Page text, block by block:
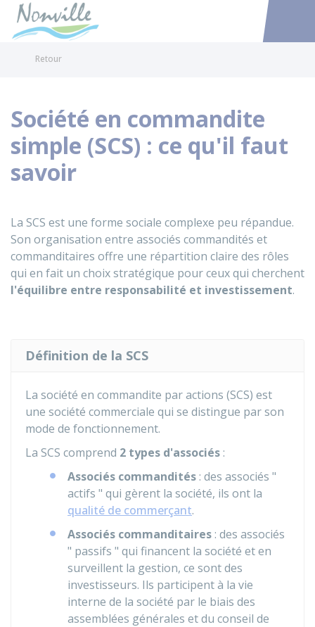
Accéder
Retour
Société en commandite
simple (SCS) : ce qu'il faut
savoir
La SCS est une forme sociale complexe peu répandue.
Son organisation entre associés commandités et
commanditaires offre une répartition claire des rôles
qui en fait un choix stratégique pour ceux qui cherchent
l'équilibre entre responsabilité et investissement.
Définition de la SCS
La société en commandite par actions (SCS) est
une société commerciale qui se distingue par son
mode de fonctionnement.
La SCS comprend 2 types d'associés :
Associés commandités : des associés "
actifs " qui gèrent la société, ils ont la
qualité de commerçant.
Associés commanditaires : des associés
" passifs " qui financent la société et en
surveillent la gestion, ce sont des
investisseurs. Ils participent à la vie
interne de la société par le biais des
assemblées générales et du conseil de